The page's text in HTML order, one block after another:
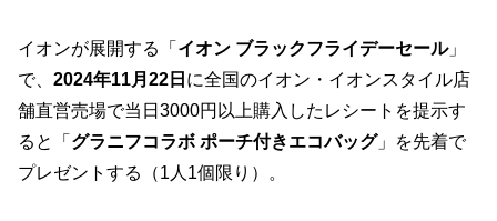
イオンが展開する「 イオン ブラックフライデーセール」
で、 2024年11月22日 に全国のイオン・イオンスタイル店
舗直営売場で当日3000円以上購入したレシートを提示す
ると「 グラニフコラボ ポーチ付きエコバッグ」を先着で
プレゼントする（1人1個限り）。